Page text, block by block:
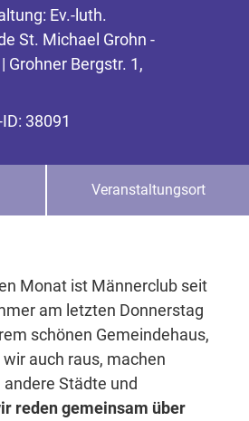
Ev.-luth.
St. Michael Grohn -
Grohner Bergstr. 1,
38091
Veranstaltungsort
Monat ist Männerclub seit
am letzten Donnerstag
schönen Gemeindehaus,
auch raus, machen
Städte und
reden gemeinsam über